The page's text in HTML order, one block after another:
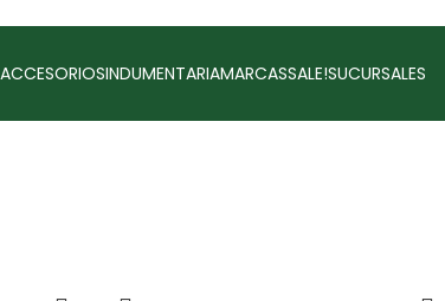
ACCESORIOSINDUMENTARIAMARCASSALE!SUCURSALES